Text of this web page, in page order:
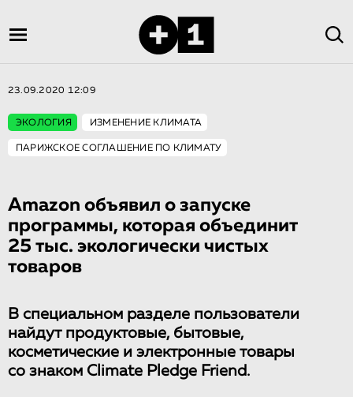
23.09.2020 12:09
ЭКОЛОГИЯ ИЗМЕНЕНИЕ КЛИМАТА
ПАРИЖСКОЕ СОГЛАШЕНИЕ ПО КЛИМАТУ
Amazon объявил о запуске
программы, которая объединит
25 тыс. экологически чистых
товаров
В специальном разделе пользователи
найдут продуктовые, бытовые,
косметические и электронные товары
со знаком Climate Pledge Friend.